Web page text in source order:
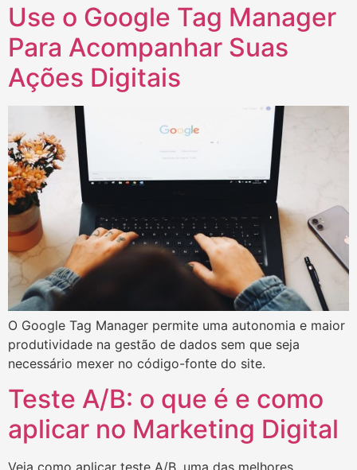
Use o Google Tag Manager
Para Acompanhar Suas
Ações Digitais
O Google Tag Manager permite uma autonomia e maior
produtividade na gestão de dados sem que seja
necessário mexer no código-fonte do site.
Teste A/B: o que é e como
aplicar no Marketing Digital